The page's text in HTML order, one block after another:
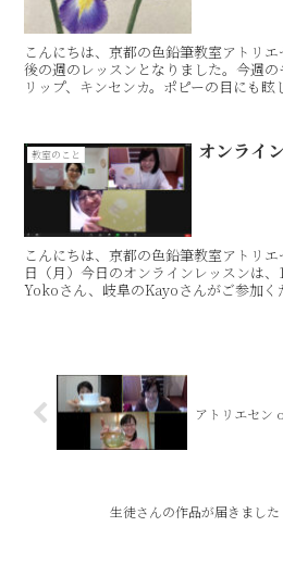
こんにちは、京都の色鉛筆教室アトリ
後の週のレッスンとなりました。今週
リップ、キンセンカ。ポピーの目にも
教室のこと オンライ
こんにちは、京都の色鉛筆教室アトリ
日（月）今日のオンラインレッスンは
Yokoさん、岐阜のKayoさんがご参加く
アトリエセン
生徒さんの作品が届きました